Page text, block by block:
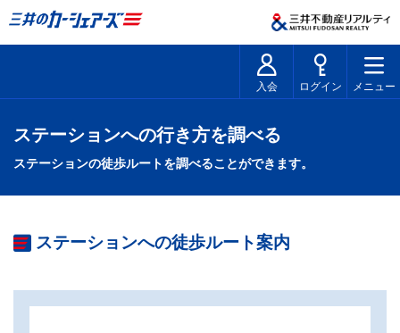
入会 ログイン メニュー
ステーションへの行き方を調べる
ステーションの徒歩ルートを調べることができます。
ステーションへの徒歩ルート案内